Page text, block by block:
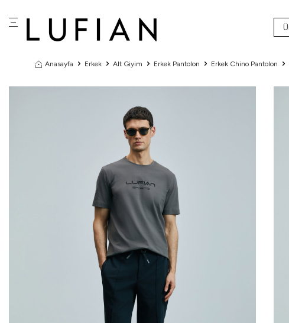
Anasayfa Erkek Alt Giyim Erkek Pantolon Erkek Chino Pantolon